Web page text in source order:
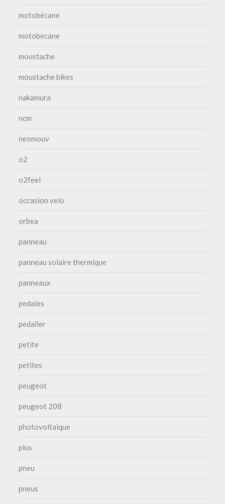
motobécane
motobecane
moustache
moustache bikes
nakamura
ncm
neomouv
o2
o2feel
occasion velo
orbea
panneau
panneau solaire thermique
panneaux
pedales
pedalier
petite
petites
peugeot
peugeot 208
photovoltaique
plus
pneu
pneus